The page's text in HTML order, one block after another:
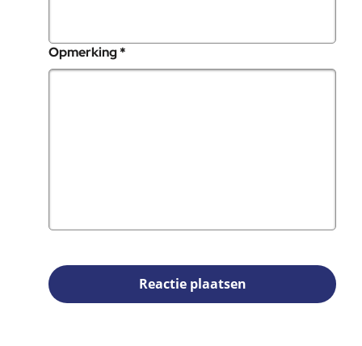
Opmerking*
Reactie plaatsen